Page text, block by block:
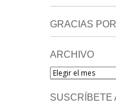
GRACIAS
ARCHIVO
Archivo
SUSCRÍBETE